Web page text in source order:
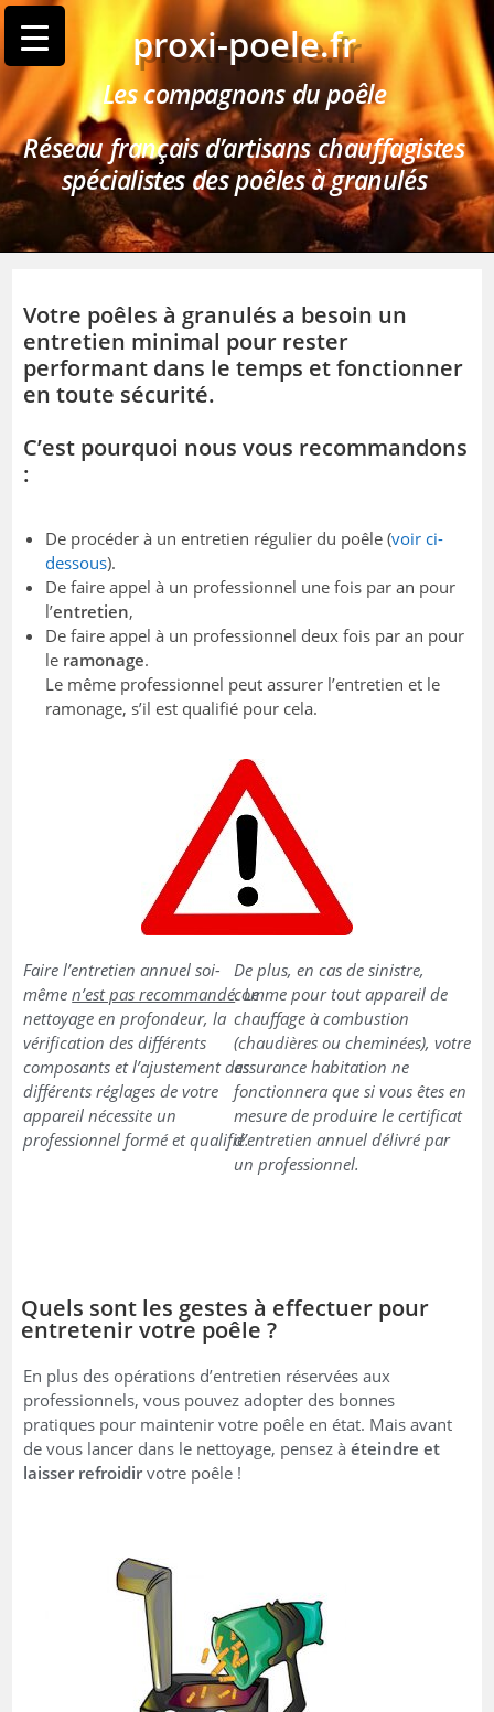
proxi-poele.fr
Les compagnons du poêle
Réseau français d’artisans chauffagistes
spécialistes des poêles à granulés
Votre poêles à granulés a besoin un
entretien minimal pour rester
performant dans le temps et fonctionner
en toute sécurité.
C’est pourquoi nous vous recommandons
:
De procéder à un entretien régulier du poêle (voir ci-
dessous).
De faire appel à un professionnel une fois par an pour
l’entretien,
De faire appel à un professionnel deux fois par an pour
le ramonage.
Le même professionnel peut assurer l’entretien et le
ramonage, s’il est qualifié pour cela.
Faire l’entretien annuel soi-
mêmen’est pas recommandé. Le
nettoyage en profondeur, la
vérification des différents
composants et l’ajustement des
différents réglages de votre
appareil nécessite un
professionnel formé et qualifié.
De plus, en cas de sinistre,
comme pour tout appareil de
chauffage à combustion
(chaudières ou cheminées), votre
assurance habitation ne
fonctionnera que si vous êtes en
mesure de produire le certificat
d’entretien annuel délivré par
un professionnel.
Quels sont les gestes à effectuer pour
entretenir votre poêle ?
En plus des opérations d’entretien réservées aux
professionnels, vous pouvez adopter des bonnes
pratiques pour maintenir votre poêle en état. Mais avant
de vous lancer dans le nettoyage, pensez àéteindre et
laisser refroidirvotre poêle !